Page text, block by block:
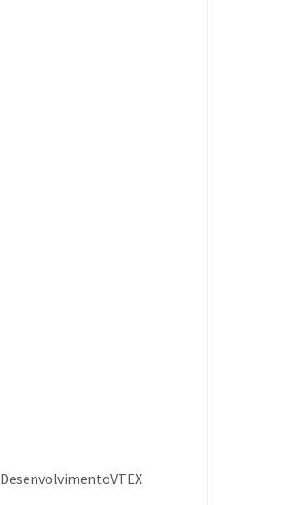
DesenvolvimentoVTEX